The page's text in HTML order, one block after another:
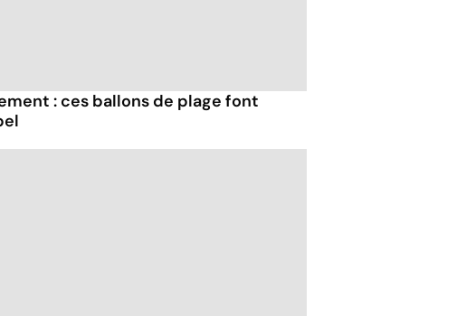
: ces ballons de plage font